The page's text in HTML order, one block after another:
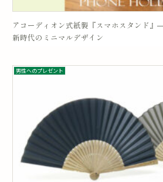
アコーディオン式紙製『スマホスタンド』
新時代のミニマルデザイン
男性へのプレゼント